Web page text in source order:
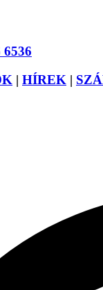
6536
| HÍREK |